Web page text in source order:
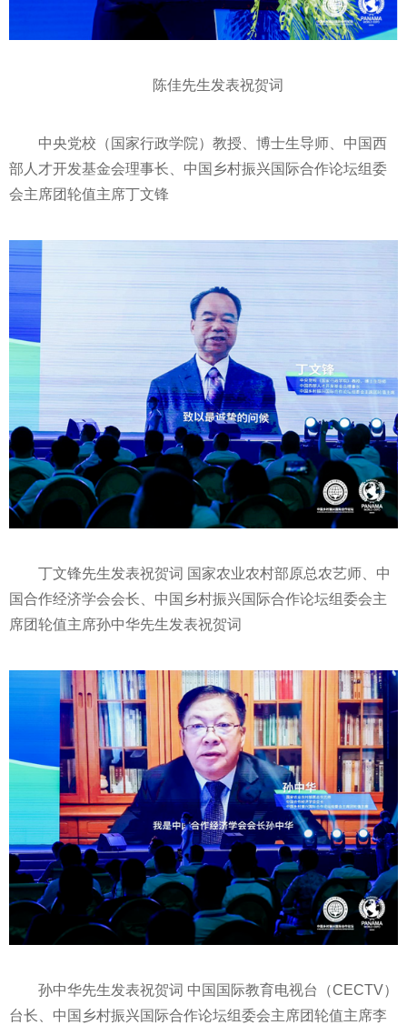
陈佳先生发表祝贺词‍
中央党校（ 国家行政学院）教授、博士生导师、中国西
部人才开发基金会理事长、中国乡村振兴国际合作论坛组委
会主席团轮值主席丁文锋
丁文锋先生发表祝贺词 国家农业农村部原总农艺师、中
国合作经济学会会长、中国乡村振兴国际合作论坛组委会主
席团轮值主席孙中华先生发表祝贺词
孙中华先生发表祝贺词 中国国际教育电视台（CECTV）
台长、中国乡村振兴国际合作论坛组委会主席团轮值主席李